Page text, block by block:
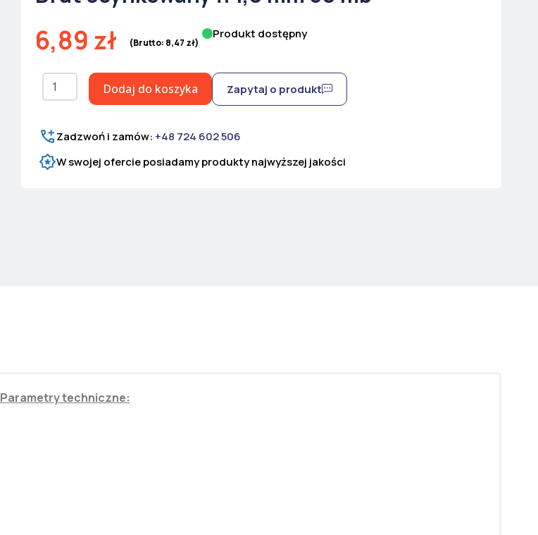
6,89 zł (Brutto: 8,47 zł)
Produkt dostępny
ilość
Drut
ocynkowany
1,0
50
Dodaj do koszyka Zapytaj o produkt
Zadzwoń i zamów: +48 724 602 506
W swojej ofercie posiadamy produkty najwyższej jakości
Parametry techniczne: